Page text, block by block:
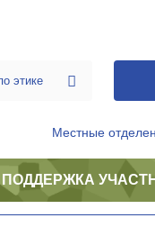
Местные
ПОДДЕРЖКА